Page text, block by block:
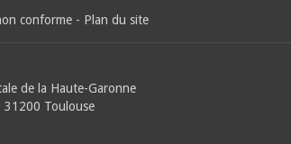
conforme - Plan du site
de la Haute-Garonne
31200 Toulouse